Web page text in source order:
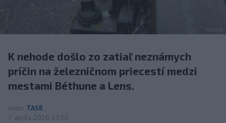
K nehode došlo zo zatiaľ neznámych
príčin na železničnom priecestí medzi
mestami Béthune a Lens.
Autor TASR
7. apríla 2026 11:30